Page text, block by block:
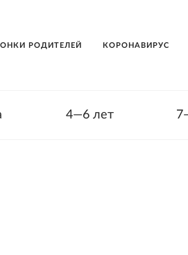
РОДИТЕЛЕЙ КОРОНАВИРУС
4—6 лет